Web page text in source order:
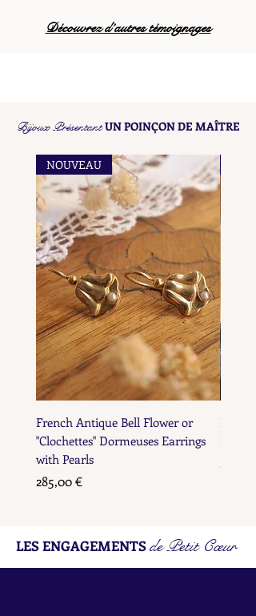
Découvrez d’autres témoignages
Bijoux PrésentantUN POINÇON DE MAÎTRE
NOUVEAU
French Antique Bell Flower or
"Clochettes" Dormeuses Earrings
with Pearls
Prix
285,00 €
LES ENGAGEMENTSde Petit Cœur